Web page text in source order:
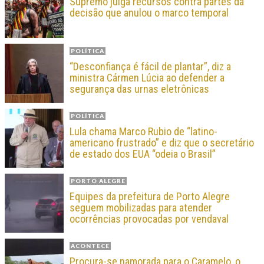
decisão que anulou o marco temporal
POLÍTICA
“Desconfiança é fácil de plantar”, diz a
ministra Cármen Lúcia ao defender a
segurança das urnas eletrônicas
POLÍTICA
Lula chama Marco Rubio de “latino-
americano frustrado” e diz que o secretário
de estado dos EUA “odeia o Brasil”
PORTO ALEGRE
Equipes da prefeitura de Porto Alegre
seguem mobilizadas para atender
ocorrências provocadas por vendaval
ACONTECE
Procura-se namorada para o Caramelo, o